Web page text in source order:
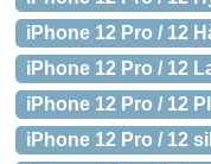
iPhone 12 Pro / 12
iPhone 12 Pro / 12
iPhone 12 Pro / 12
iPhone 12 Pro / 12